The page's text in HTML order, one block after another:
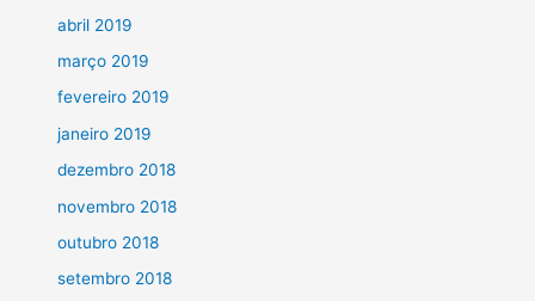
abril 2019
março 2019
fevereiro 2019
janeiro 2019
dezembro 2018
novembro 2018
outubro 2018
setembro 2018